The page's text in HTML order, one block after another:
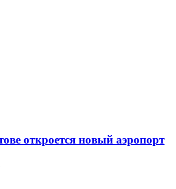
откроется новый аэропорт